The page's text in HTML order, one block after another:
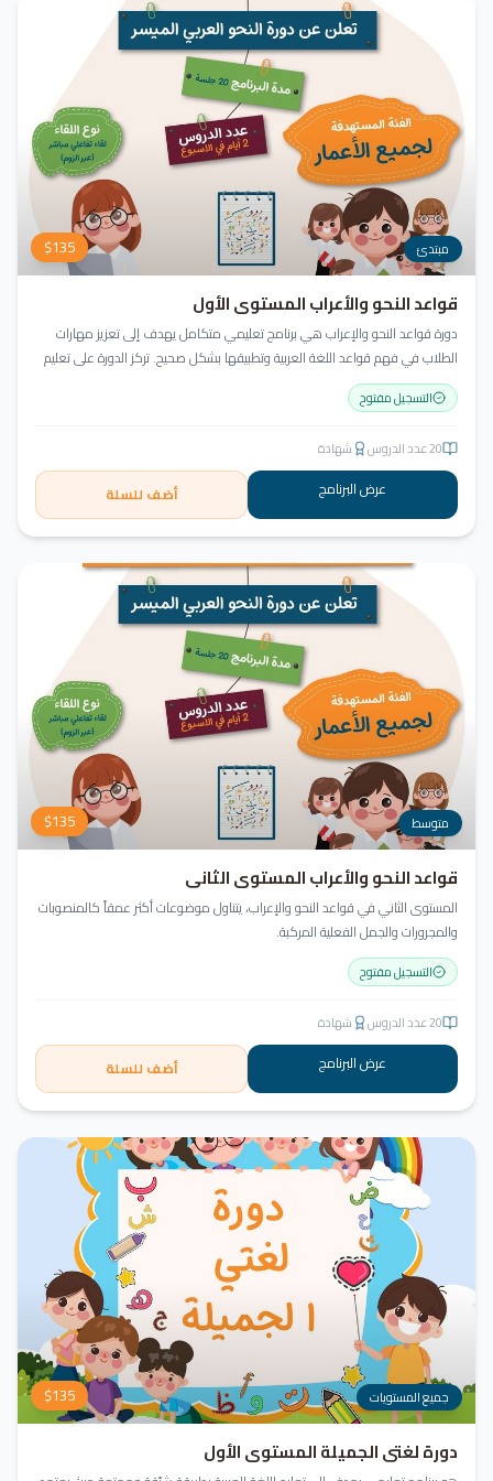
مبتدئ $135
قواعد النحو والأعراب المستوى الأول
دورة قواعد النحو والإعراب هي برنامج تعليمي متكامل يهدف إلى تعزيز مهارات
الطلاب في فهم قواعد اللغة العربية وتطبيقها بشكل صحيح. تركز الدورة على تعليم
أساسيات النحو بطريقة سهلة ومبسطة، مع مراعاة تنوع مستويات المتعلمين
واحتياجاتهم.
التسجيل مفتوح
20عدد الدروس شهادة
عرض البرنامج أضف للسلة
متوسط $135
قواعد النحو والأعراب المستوى الثاني
المستوى الثاني في قواعد النحو والإعراب، يتناول موضوعات أكثر عمقاً كالمنصوبات
والمجرورات والجمل الفعلية المركبة.
التسجيل مفتوح
20عدد الدروس شهادة
عرض البرنامج أضف للسلة
جميع المستويات $135
دورة لغتي الجميلة المستوى الأول